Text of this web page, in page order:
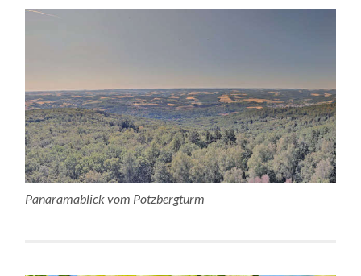
Panaramablick vom Potzbergturm